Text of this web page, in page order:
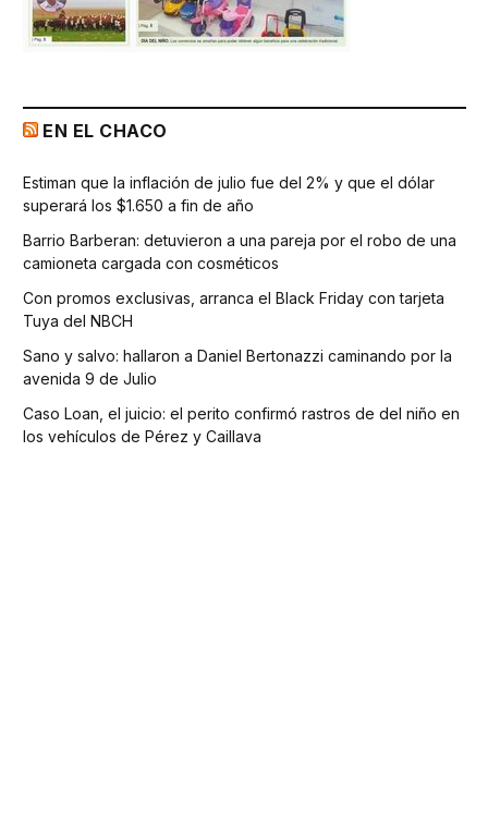
EN EL CHACO
Estiman que la inflación de julio fue del 2% y que el dólar
superará los $1.650 a fin de año
Barrio Barberan: detuvieron a una pareja por el robo de una
camioneta cargada con cosméticos
Con promos exclusivas, arranca el Black Friday con tarjeta
Tuya del NBCH
Sano y salvo: hallaron a Daniel Bertonazzi caminando por la
avenida 9 de Julio
Caso Loan, el juicio: el perito confirmó rastros de del niño en
los vehículos de Pérez y Caillava